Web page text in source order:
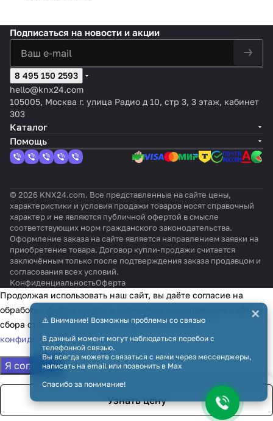
Узнать цену
Подписаться на новости и акции
8 495 150 2593
hello@knx24.com
105005, Москва г. улица Радио д 10, стр 3, 3 этаж, кабинет
303
Каталог
Помощь
© 2026 KNX24.com. Все представленные на сайте цены,
характеристики и условия продажи товаров носят справочный
характер и не являются публичной офертой в смысле
соответствующих норм гражданского законодательства.
Оформление заказа на сайте является направлением заявки на
приобретение товара. Договор купли-продажи считается
заключённым только после подтверждения заказа продавцом и
согласования всех условий.
КонфиденциальностьОферта
⚠️ Внимание! Возможны проблемы со связью
В данный момент могут наблюдаться перебои с
телефонной связью.
Вы всегда можете связаться с нами через мессенджеры,
написать на email или позвонить в Max
Спасибо за понимание!
×
Продолжая использовать наш сайт, вы даёте согласие на
обработку файлов cookie в целях функционирования сайта и
сбора статистики в соответствии сполитикой
конфиденциальности
Я согласен